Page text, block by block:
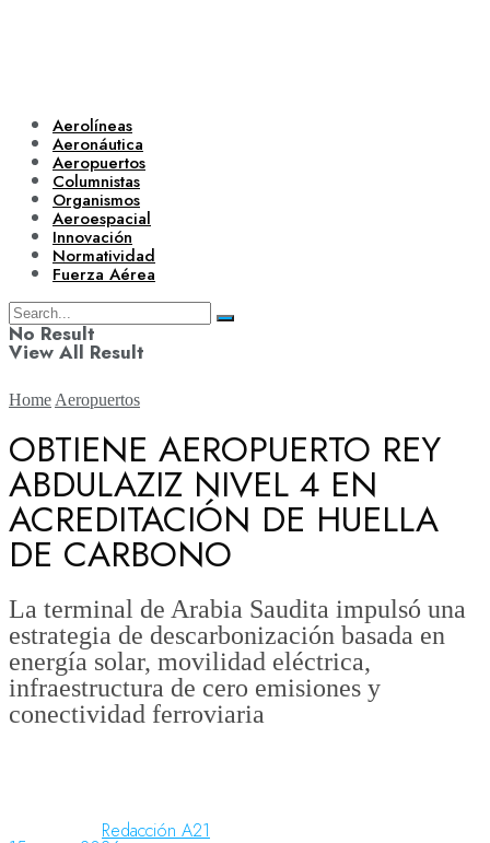
Aerolíneas
Aeronáutica
Aeropuertos
Columnistas
Organismos
Aeroespacial
Innovación
Normatividad
Fuerza Aérea
No Result
View All Result
Aerolíneas
Aeronáutica
Aeropuertos
Columnistas
Home Aeropuertos
OBTIENE AEROPUERTO REY
ABDULAZIZ NIVEL 4 EN
ACREDITACIÓN DE HUELLA
DE CARBONO
La terminal de Arabia Saudita impulsó una
estrategia de descarbonización basada en
energía solar, movilidad eléctrica,
infraestructura de cero emisiones y
conectividad ferroviaria
Redacción A21